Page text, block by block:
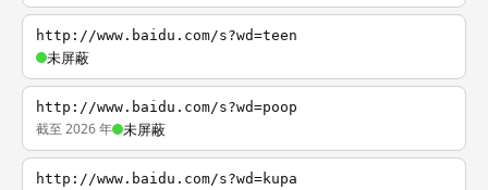
http://www.baidu.com/s?wd=teen
未屏蔽
http://www.baidu.com/s?wd=poop
截至 2026 年 未屏蔽
http://www.baidu.com/s?wd=kupa